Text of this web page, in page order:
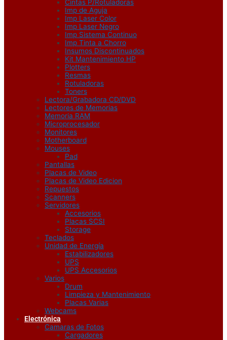
Cintas P/Rotuladoras
Imp de Aguja
Imp Laser Color
Imp Laser Negro
Imp Sistema Continuo
Imp Tinta a Chorro
Insumos Discontinuados
Kit Mantenimiento HP
Plotters
Resmas
Rotuladoras
Toners
Lectora/Grabadora CD/DVD
Lectores de Memorias
Memoria RAM
Microprocesador
Monitores
Motherboard
Mouses
Pad
Pantallas
Placas de Video
Placas de Video Edicion
Repuestos
Scanners
Servidores
Accesorios
Placas SCSI
Storage
Teclados
Unidad de Energía
Estabilizadores
UPS
UPS Accesorios
Varios
Drum
Limpieza y Mantenimiento
Placas Varias
Webcams
Electrónica
Camaras de Fotos
Cargadores